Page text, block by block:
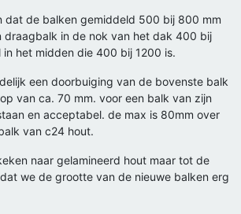
dat de balken gemiddeld 500 bij 800 mm
draagbalk in de nok van het dak 400 bij
het midden die 400 bij 1200 is.
een doorbuiging van de bovenste balk
van ca. 70 mm. voor een balk van zijn
en acceptabel. de max is 80mm over
van c24 hout.
naar gelamineerd hout maar tot de
we de grootte van de nieuwe balken erg